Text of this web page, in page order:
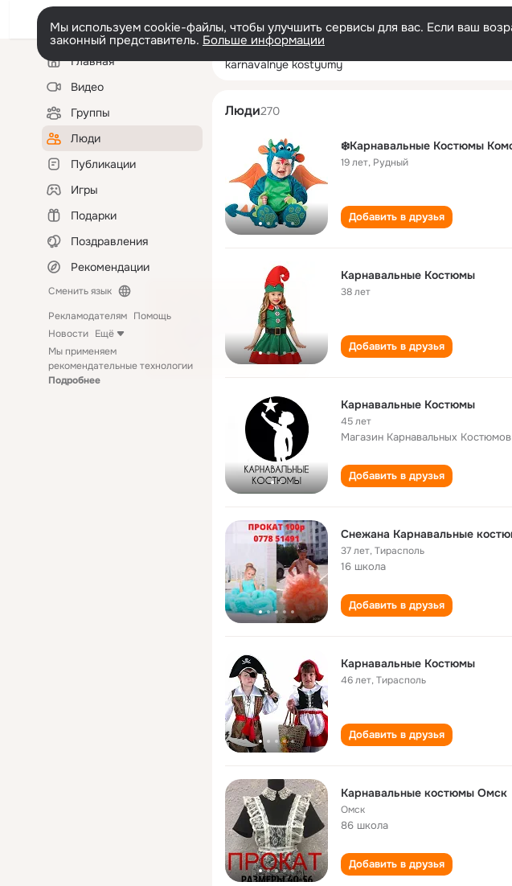
Мы используем cookie-файлы, чтобы улучшить сервисы для вас. Если ваш
законный представитель. Больше информации
Левая
колонкаГлавная
Видео
Группы
Люди
Публикации
Игры
Подарки
Поздравления
Рекомендации
Сменить язык
Рекламодателям Помощь
Новости Ещё
Мы применяем
рекомендательные технологии
Подробнее
karnavalnye kostyumy
Люди270
❄️Карнавальные Костюмы
19 лет, Рудный
Добавить в друзья
Карнавальные Костюмы
38 лет
Добавить в друзья
Карнавальные Костюмы
45 лет
Магазин Карнавальных Костюмов
Добавить в друзья
Снежана Карнавальные
37 лет,Тирасполь
16 школа
Добавить в друзья
Карнавальные Костюмы
46 лет,Тирасполь
Добавить в друзья
Карнавальные костюмы Омск
Омск
86 школа
Добавить в друзья